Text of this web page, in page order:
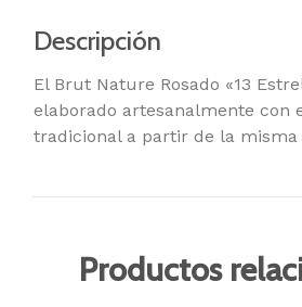
Descripción
El Brut Nature Rosado «13
elaborado artesanalmente con
tradicional a partir de la misma
Productos